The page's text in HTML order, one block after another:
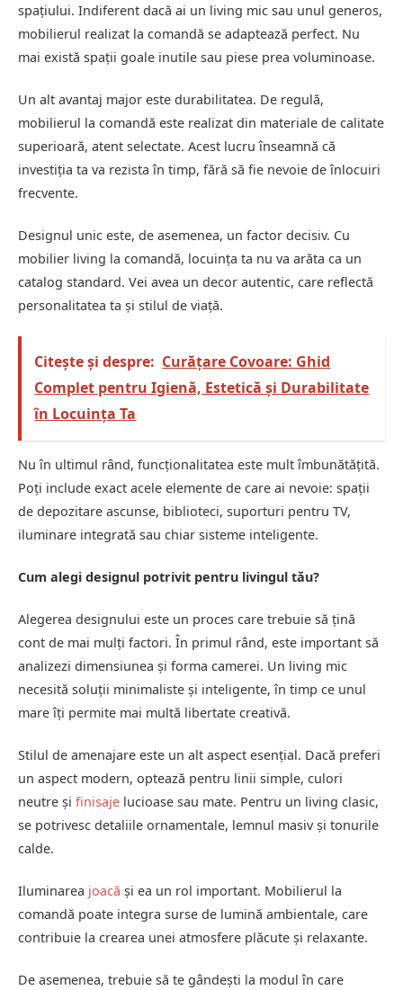
spațiului. Indiferent dacă ai un living mic sau unul generos,
mobilierul realizat la comandă se adaptează perfect. Nu
mai există spații goale inutile sau piese prea voluminoase.
Un alt avantaj major este durabilitatea. De regulă,
mobilierul la comandă este realizat din materiale de calitate
superioară, atent selectate. Acest lucru înseamnă că
investiția ta va rezista în timp, fără să fie nevoie de înlocuiri
frecvente.
Designul unic este, de asemenea, un factor decisiv. Cu
mobilier living la comandă, locuința ta nu va arăta ca un
catalog standard. Vei avea un decor autentic, care reflectă
personalitatea ta și stilul de viață.
Citește și despre: Curățare Covoare: Ghid
Complet pentru Igienă, Estetică și Durabilitate
în Locuința Ta
Nu în ultimul rând, funcționalitatea este mult îmbunătățită.
Poți include exact acele elemente de care ai nevoie: spații
de depozitare ascunse, biblioteci, suporturi pentru TV,
iluminare integrată sau chiar sisteme inteligente.
Cum alegi designul potrivit pentru livingul tău?
Alegerea designului este un proces care trebuie să țină
cont de mai mulți factori. În primul rând, este important să
analizezi dimensiunea și forma camerei. Un living mic
necesită soluții minimaliste și inteligente, în timp ce unul
mare îți permite mai multă libertate creativă.
Stilul de amenajare este un alt aspect esențial. Dacă preferi
un aspect modern, optează pentru linii simple, culori
neutre și finisaje lucioase sau mate. Pentru un living clasic,
se potrivesc detaliile ornamentale, lemnul masiv și tonurile
calde.
Iluminarea joacă și ea un rol important. Mobilierul la
comandă poate integra surse de lumină ambientale, care
contribuie la crearea unei atmosfere plăcute și relaxante.
De asemenea, trebuie să te gândești la modul în care